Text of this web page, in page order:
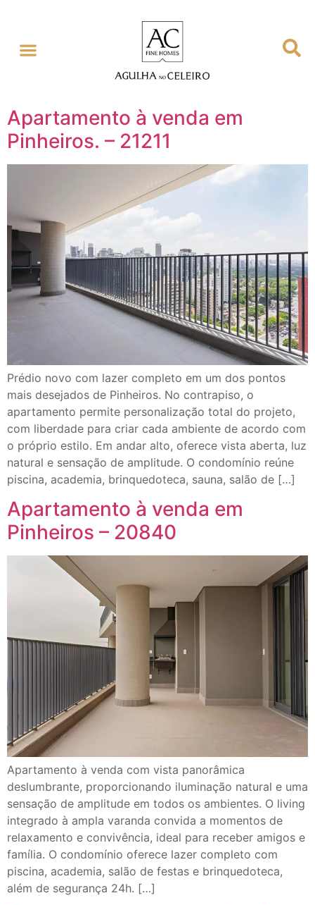
Apartamento à venda em
Pinheiros. – 21211
Prédio novo com lazer completo em um dos pontos
mais desejados de Pinheiros. No contrapiso, o
apartamento permite personalização total do projeto,
com liberdade para criar cada ambiente de acordo com
o próprio estilo. Em andar alto, oferece vista aberta, luz
natural e sensação de amplitude. O condomínio reúne
piscina, academia, brinquedoteca, sauna, salão de […]
Apartamento à venda em
Pinheiros – 20840
Apartamento à venda com vista panorâmica
deslumbrante, proporcionando iluminação natural e uma
sensação de amplitude em todos os ambientes. O living
integrado à ampla varanda convida a momentos de
relaxamento e convivência, ideal para receber amigos e
família. O condomínio oferece lazer completo com
piscina, academia, salão de festas e brinquedoteca,
além de segurança 24h. […]